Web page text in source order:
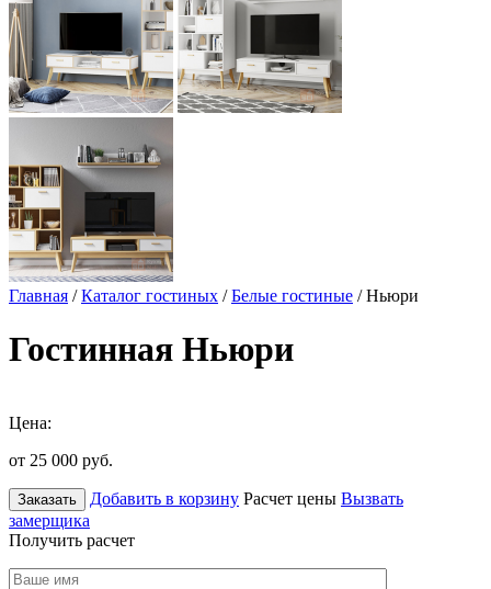
Главная /Каталог гостиных /Белые гостиные / Ньюри
Гостинная Ньюри
Цена:
от 25 000 руб.
Заказать Добавить в корзину Расчет цены Вызвать
замерщика
Получить расчет